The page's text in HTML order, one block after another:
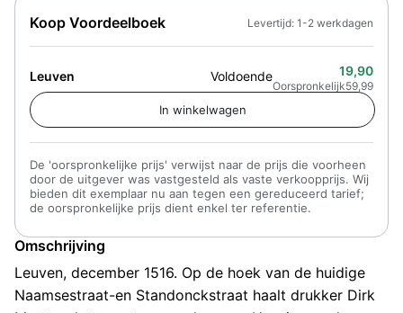
Koop Voordeelboek
Leuven Voldoende
Oorspronkelijk59,99
19,90
De 'oorspronkelijke prijs' verwijst naar de prijs die voorheen
door de uitgever was vastgesteld als vaste verkoopprijs. Wij
bieden dit exemplaar nu aan tegen een gereduceerd tarief;
de oorspronkelijke prijs dient enkel ter referentie.
Levertijd: 1-2 werkdagen
Omschrijving
Leuven, december 1516. Op de hoek van de huidige
Naamsestraat-en Standonckstraat haalt drukker Dirk